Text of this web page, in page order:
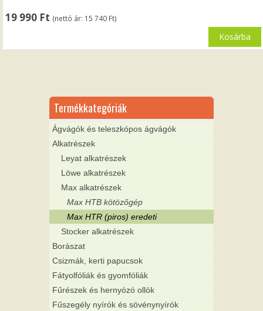
19 990 Ft (nettó ár: 15 740 Ft)
Kosárba
Termékkategóriák
Ágvágók és teleszkópos ágvágók
Alkatrészek
Leyat alkatrészek
Löwe alkatrészek
Max alkatrészek
Max HTB kötözőgép
Max HTR (piros) eredeti
Stocker alkatrészek
Borászat
Csizmák, kerti papucsok
Fátyolfóliák és gyomfóliák
Fűrészek és hernyózó ollók
Fűszegély nyírók és sövénynyírók